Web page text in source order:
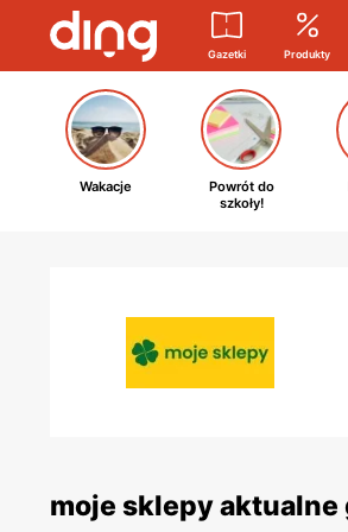
Gazetki Produkty
Wakacje
Powrót do
szkoły!
moje sklepy